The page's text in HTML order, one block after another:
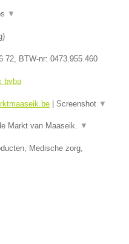
▼
)
72, BTW-nr: 0473.955.460
bvba
Screenshot ▼
Markt van Maaseik. ▼
Medische zorg,